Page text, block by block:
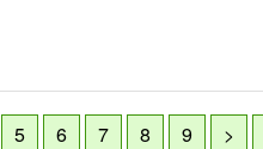
5 6 7 8 9 >